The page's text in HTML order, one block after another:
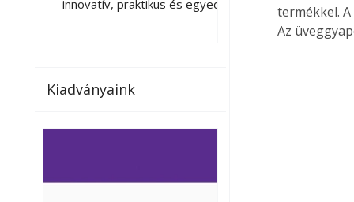
innovatív, praktikus és egyedi
az otthonában, útközben vagy
elérhetők lapszámaink. Bárhol,
innovatív, praktikus
megoldás a
magazinok digitális
Kiadványaink
termékkel.
Az